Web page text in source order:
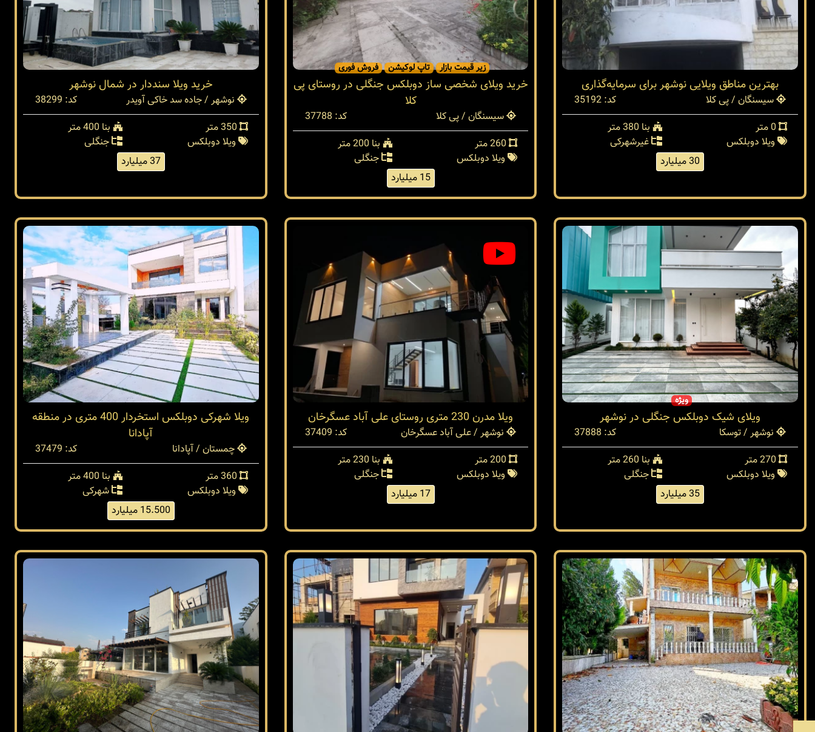
بهترین مناطق ویلایی نوشهر برای سرمایه‌گذاری
سیسنگان / پی کلا
کد: 35192
بنا 380 متر
ویلا دوبلکس
غیرشهرکی
30 میلیارد
زیر قیمت بازار تاپ لوکیشن فروش فوری
خرید ویلای شخصی ساز دوبلکس جنگلی در روستای پی
کلا
سیسنگان / پی کلا
کد: 37788
260 متر
بنا 200 متر
ویلا دوبلکس
جنگلی
15 میلیارد
خرید ویلا سنددار در شمال نوشهر
نوشهر / جاده سد خاکی آویدر
کد: 38299
بنا 400 متر
ویلا دوبلکس
جنگلی
37 میلیارد
ویژه
ویلای شیک دوبلکس جنگلی در نوشهر
نوشهر / توسکا
کد: 37888
بنا 260 متر
ویلا دوبلکس
جنگلی
35 میلیارد
ویلا مدرن 230 متری روستای علی آباد عسگرخان
نوشهر / علی آباد عسگرخان
کد: 37409
200 متر
بنا 230 متر
ویلا دوبلکس
جنگلی
17 میلیارد
ویلا شهرکی دوبلکس استخردار 400 متری در منطقه
آپادانا
چمستان / آپادانا
کد: 37479
بنا 400 متر
ویلا دوبلکس
شهرکی
15.500 میلیارد